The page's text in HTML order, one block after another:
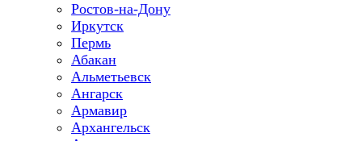
Ростов-на-Дону
Иркутск
Пермь
Абакан
Альметьевск
Ангарск
Армавир
Архангельск